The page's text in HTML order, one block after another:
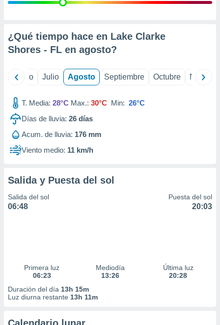
e
mediante
de
1199
¿Qué tiempo hace en Lake Clarke
Shores - FL en agosto?
Junio Julio Agosto Septiembre Octubre
T. Media: 28°C Max.: 30°C Min: 26°C
Días de lluvia: 26 días
Acum. de lluvia: 176 mm
Viento medio: 11 km/h
Salida y Puesta del sol
Salida del sol
06:48
Puesta del sol
20:03
Primera luz
06:23
Mediodía
13:26
Última luz
20:28
Duración del día 13h 15m
Luz diurna restante 13h 11m